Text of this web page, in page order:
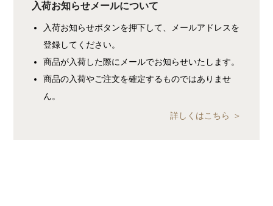
入荷お知らせメールについて
入荷お知らせボタンを押下して、メールアドレスを
登録してください。
商品が入荷した際にメールでお知らせいたします。
商品の入荷やご注文を確定するものではありませ
ん。
詳しくはこちら